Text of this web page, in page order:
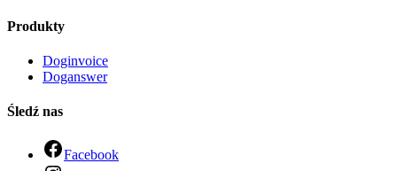
Produkty
Doginvoice
Doganswer
Śledź nas
Facebook